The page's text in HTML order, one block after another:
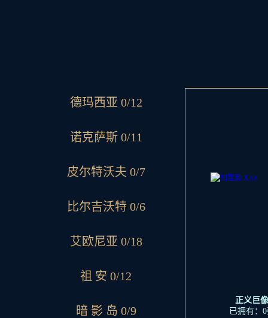
德玛西亚 0/12
诺克萨斯 0/11
皮尔特沃夫 0/7
比尔吉沃特 0/6
艾欧尼亚 0/18
祖 安 0/12
暗 影 岛 0/9
正义巨
已拥有：